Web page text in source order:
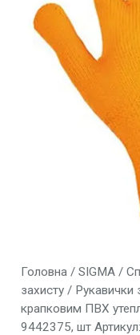
Головна/ SIGMA/
захисту/ Рукавички
крапковим ПВХ
9442375, шт